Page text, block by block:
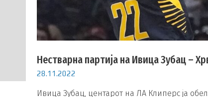
Нестварна партија на Ивица Зубац –
28.11.2022
Ивица Зубац, центарот на ЛА Клиперс ја